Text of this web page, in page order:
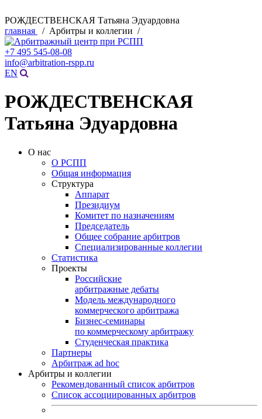
РОЖДЕСТВЕНСКАЯ Татьяна Эдуардовна
главная
/ Арбитры и коллегии /
+7 495 545-08-08
info@arbitration-rspp.ru
EN
РОЖДЕСТВЕНСКАЯ
Татьяна Эдуардовна
О нас
О РСПП
Общая информация
Структура
Аппарат
Президиум
Комитет по назначениям
Председатель
Общее собрание арбитров
Специализированные коллегии
Статистика
Проекты
Российские
арбитражные дебаты
Модель международного
коммерческого арбитража
Бизнес-семинары
по коммерческому арбитражу
Студенческая практика
Партнеры
Арбитраж ad hoc
Арбитры и коллегии
Рекомендованный список арбитров
Список ассоциированных арбитров